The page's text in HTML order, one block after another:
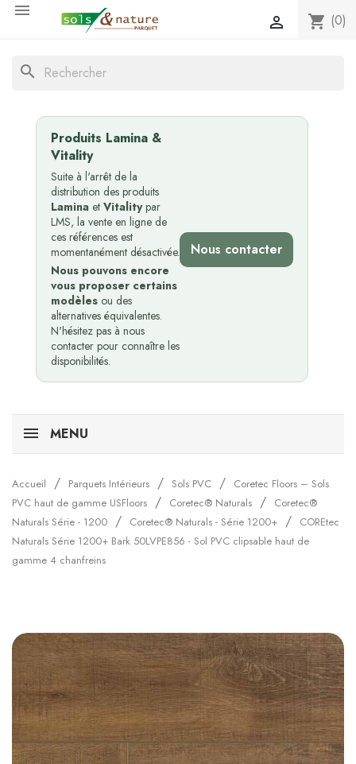

shopping_cart (0)

search
Produits Lamina &
Vitality
Suite à l'arrêt de la
distribution des produits
Lamina et Vitalitypar
LMS, la vente en ligne de
ces références est
momentanément désactivée.
Nous pouvons encore
vous proposer certains
modèles ou des
alternatives équivalentes.
N'hésitez pas à nous
contacter pour connaître les
disponibilités.
Nous contacter
MENU
Accueil Parquets Intérieurs Sols PVC
Coretec Floors – Sols
PVC haut de gamme USFloors
Coretec® Naturals
Coretec®
Naturals Série - 1200
Coretec® Naturals - Série 1200+
COREtec
Naturals Série 1200+ Bark 50LVPE856 - Sol PVC clipsable haut de
gamme 4 chanfreins